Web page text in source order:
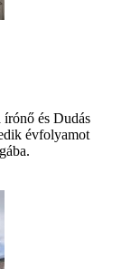
és Dudás
évfolyamot